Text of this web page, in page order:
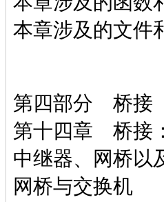
本章涉及的文件
第四部分 桥接
第十四章 桥接
中继器、网桥以
网桥与交换机